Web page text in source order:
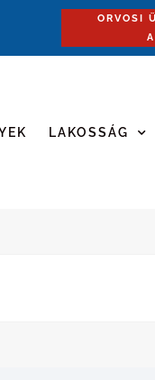
ORVOSI
LAKOSSÁG